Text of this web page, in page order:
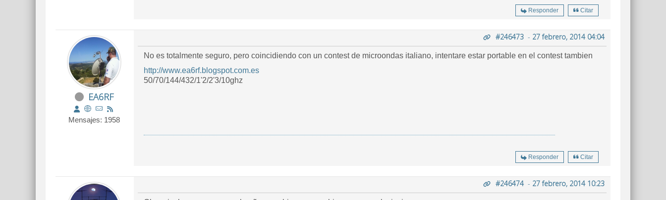
Responder Citar
EA6RF
Mensajes: 1958
#246473 - 27 febrero, 2014 04:04
No es totalmente seguro, pero coincidiendo con un contest de microondas italiano, intentare estar portable en el contest tambien
http://www.ea6rf.blogspot.com.es
50/70/144/432/1'2/2'3/10ghz
Responder Citar
#246474- 27 febrero, 2014 10:23